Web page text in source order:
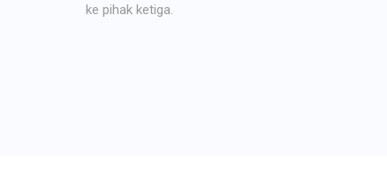
ke pihak ketiga.